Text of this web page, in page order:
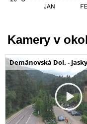
Kamery v
Demänovská Dol. -